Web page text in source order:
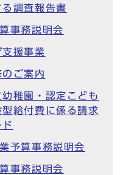
調査報告書
事務説明会
援事業
ご案内
幼稚園・認定こども
給付費に係る請求
予算事務説明会
事務説明会